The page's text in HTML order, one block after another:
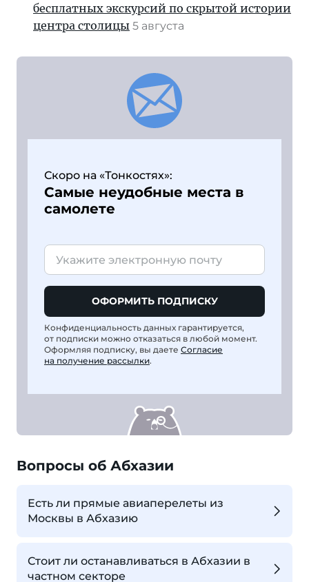
бесплатных экскурсий по скрытой истории
центра столицы 5 августа
Скоро на «Тонкостях»:
Самые неудобные места в
самолете
ОФОРМИТЬ ПОДПИСКУ
Конфиденциальность данных гарантируется,
от подписки можно отказаться в любой момент.
Оформляя подписку, вы даете Согласие
на получение рассылки.
Вопросы об Абхазии
Есть ли прямые авиаперелеты из
Москвы в Абхазию
Стоит ли останавливаться в Абхазии в
частном секторе